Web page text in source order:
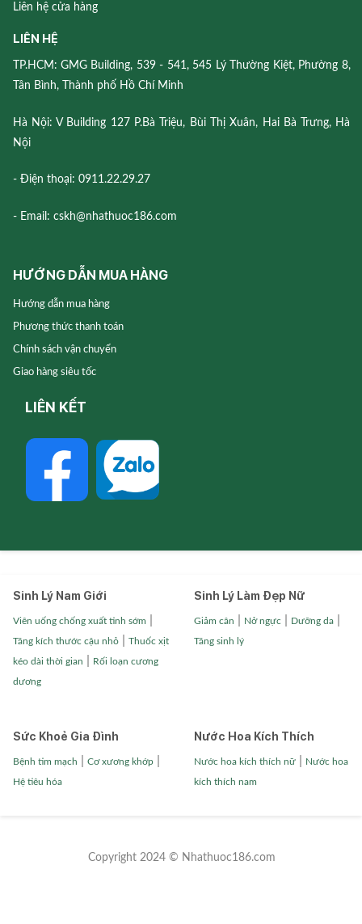
Liên hệ cửa hàng
LIÊN HỆ
TP.HCM: GMG Building, 539 - 541, 545 Lý Thường Kiệt, Phường 8,
Tân Bình, Thành phố Hồ Chí Minh
Hà Nội: V Building 127 P.Bà Triệu, Bùi Thị Xuân, Hai Bà Trưng, Hà
Nội
- Điện thoại: 0911.22.29.27
- Email: cskh@nhathuoc186.com
HƯỚNG DẪN MUA HÀNG
Hướng dẫn mua hàng
Phương thức thanh toán
Chính sách vận chuyển
Giao hàng siêu tốc
LIÊN KẾT
Sinh Lý Nam Giới
Viên uống chống xuất tinh sớm
Tăng kích thước cậu nhỏ| Thuốc xịt
kéo dài thời gian Rối loạn cương
dương
Sinh Lý Làm Đẹp Nữ
Giảm cân Nở ngực Dưỡng da|
Tăng sinh lý
Sức Khoẻ Gia Đình
Bệnh tim mạch Cơ xương khớp|
Hệ tiêu hóa
Nước Hoa Kích Thích
Nước hoa kích thích nữ| Nước hoa
kích thích nam
Copyright 2024 © Nhathuoc186.com